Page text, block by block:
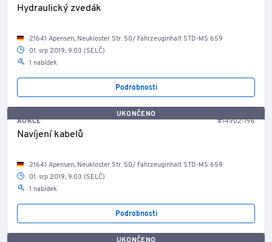
Hydraulický zvedák
21641 Apensen, Neukloster Str. 50/ Fahrzeuginhalt STD-MS 659
01. srp 2019, 9:03 (SELČ)
1 nabídek
Podrobnosti
UKONČENO
AUKCE
#14902-196
Navíjení kabelů
21641 Apensen, Neukloster Str. 50/ Fahrzeuginhalt STD-MS 659
01. srp 2019, 9:03 (SELČ)
1 nabídek
Podrobnosti
UKONČENO